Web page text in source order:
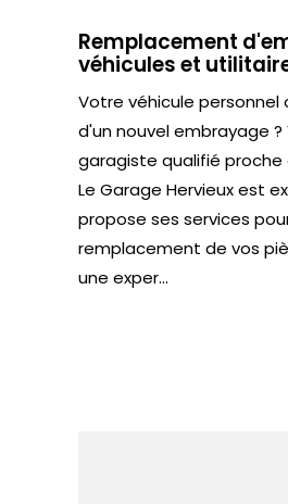
Remplacement
véhicules et
Votre véhicule
d'un nouvel embrayage ?
garagiste qualifié proche
Le Garage Hervieux est
propose ses services
remplacement de vos
une exper...